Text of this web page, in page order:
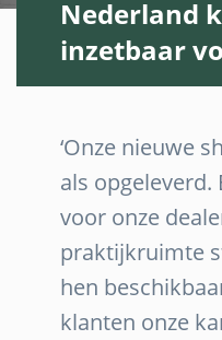
Nederland
inzetbaar
‘Onze nieuwe
als opgeleverd.
voor onze
praktijkruimte
hen
klanten onze